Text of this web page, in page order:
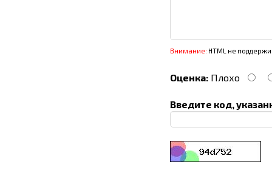
Внимание: HTML не
Оценка: Плохо
Введите код,